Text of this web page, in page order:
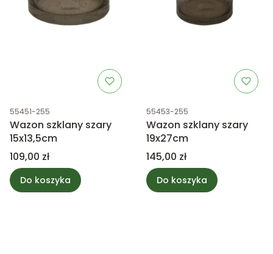
Kod produktu
55451-255
Wazon szklany szary
15x13,5cm
Cena
109,00 zł
Do koszyka
Kod produktu
55453-255
Wazon szklany szary
19x27cm
Cena
145,00 zł
Do koszyka